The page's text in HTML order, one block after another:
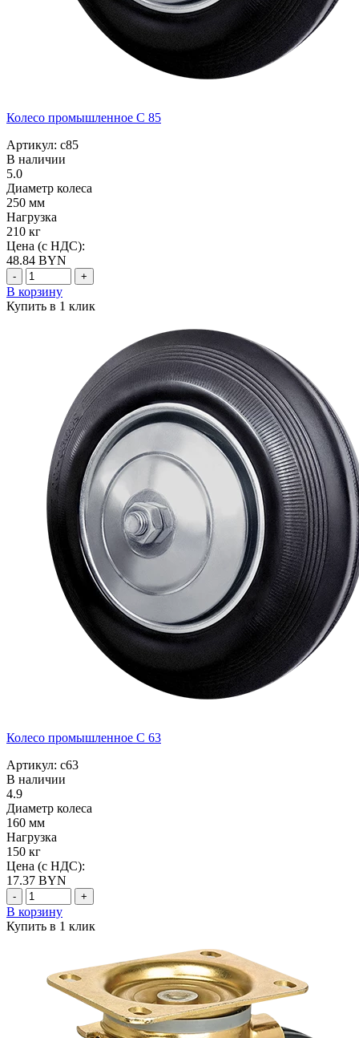
Колесо промышленное C 85
Артикул: c85
В наличии
5.0
Диаметр колеса
250 мм
Нагрузка
210 кг
Цена (с НДС):
48.84 BYN
- +
В корзину
Купить в 1 клик
Колесо промышленное C 63
Артикул: c63
В наличии
4.9
Диаметр колеса
160 мм
Нагрузка
150 кг
Цена (с НДС):
17.37 BYN
- +
В корзину
Купить в 1 клик